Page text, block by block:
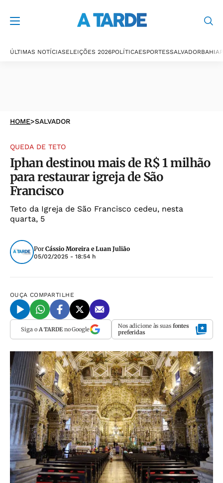
ÚLTIMAS NOTÍCIASELEIÇÕES 2026POLÍTICAESPORTESSALVADORBAHIA
HOME>SALVADOR
QUEDA DE TETO
Iphan destinou mais de R$ 1 milhão
para restaurar igreja de São
Francisco
Teto da Igreja de São Francisco cedeu, nesta
quarta, 5
Por Cássio Moreira e Luan Julião
05/02/2025 - 18:54 h
OUÇA COMPARTILHE
Siga o A TARDEno Google Nos adicione às suas fontes
preferidas